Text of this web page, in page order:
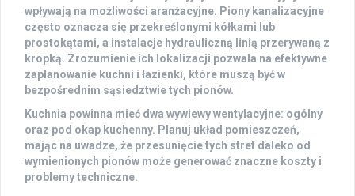
wpływają na możliwości aranżacyjne. Piony kanalizacyjne
często oznacza się przekreślonymi kółkami lub
prostokątami, a instalacje hydrauliczną linią przerywaną z
kropką. Zrozumienie ich lokalizacji pozwala na efektywne
zaplanowanie kuchni i łazienki, które muszą być w
bezpośrednim sąsiedztwie tych pionów.
Kuchnia powinna mieć dwa wywiewy wentylacyjne: ogólny
oraz pod okap kuchenny. Planuj układ pomieszczeń,
mając na uwadze, że przesunięcie tych stref daleko od
wymienionych pionów może generować znaczne koszty i
problemy techniczne.